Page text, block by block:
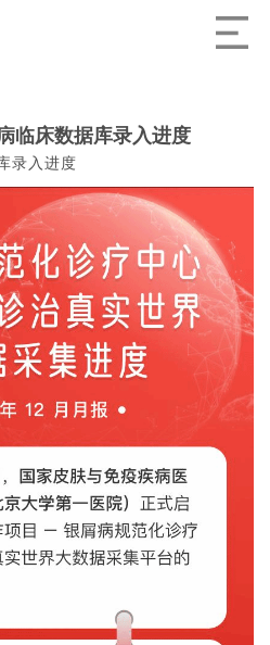
临床数据库录入进度
录入进度